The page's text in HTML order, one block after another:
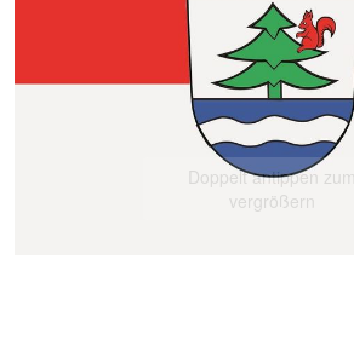
Doppelt antippen zum
vergrößern